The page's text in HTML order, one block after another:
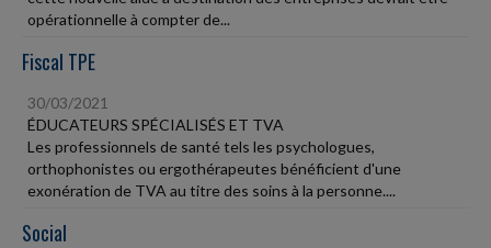
opérationnelle à compter de...
Fiscal TPE
30/03/2021
ÉDUCATEURS SPÉCIALISÉS ET TVA
Les professionnels de santé tels les psychologues,
orthophonistes ou ergothérapeutes bénéficient d'une
exonération de TVA au titre des soins à la personne....
Social